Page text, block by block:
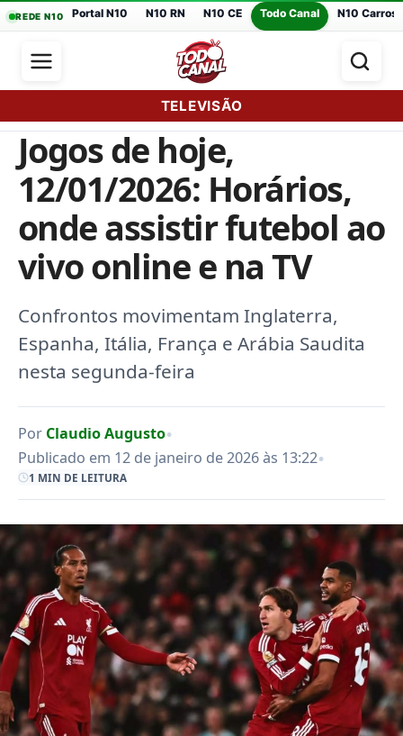
REDE N10 Portal N10 N10 RN N10 CE Todo Canal N10 Carros
TELEVISÃO
Jogos de hoje,
12/01/2026: Horários,
onde assistir futebol ao
vivo online e na TV
Confrontos movimentam Inglaterra,
Espanha, Itália, França e Arábia Saudita
nesta segunda-feira
Por Claudio Augusto•
Publicado em 12 de janeiro de 2026 às 13:22•
1 MIN DE LEITURA